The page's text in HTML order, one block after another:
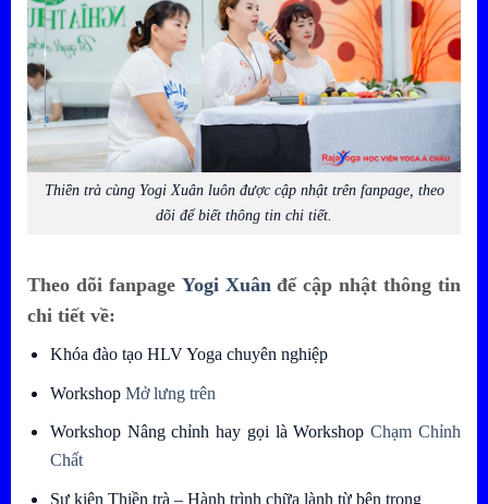
Thiền trà cùng Yogi Xuân luôn được cập nhật trên fanpage, theo
dõi để biết thông tin chi tiết.
Theo dõi fanpage Yogi Xuânđể cập nhật thông tin
chi tiết về:
Khóa đào tạo HLV Yoga chuyên nghiệp
Workshop Mở lưng trên
Workshop Nâng chỉnh hay gọi là WorkshopChạm Chỉnh
Chất
Sự kiện Thiền trà – Hành trình chữa lành từ bên trong